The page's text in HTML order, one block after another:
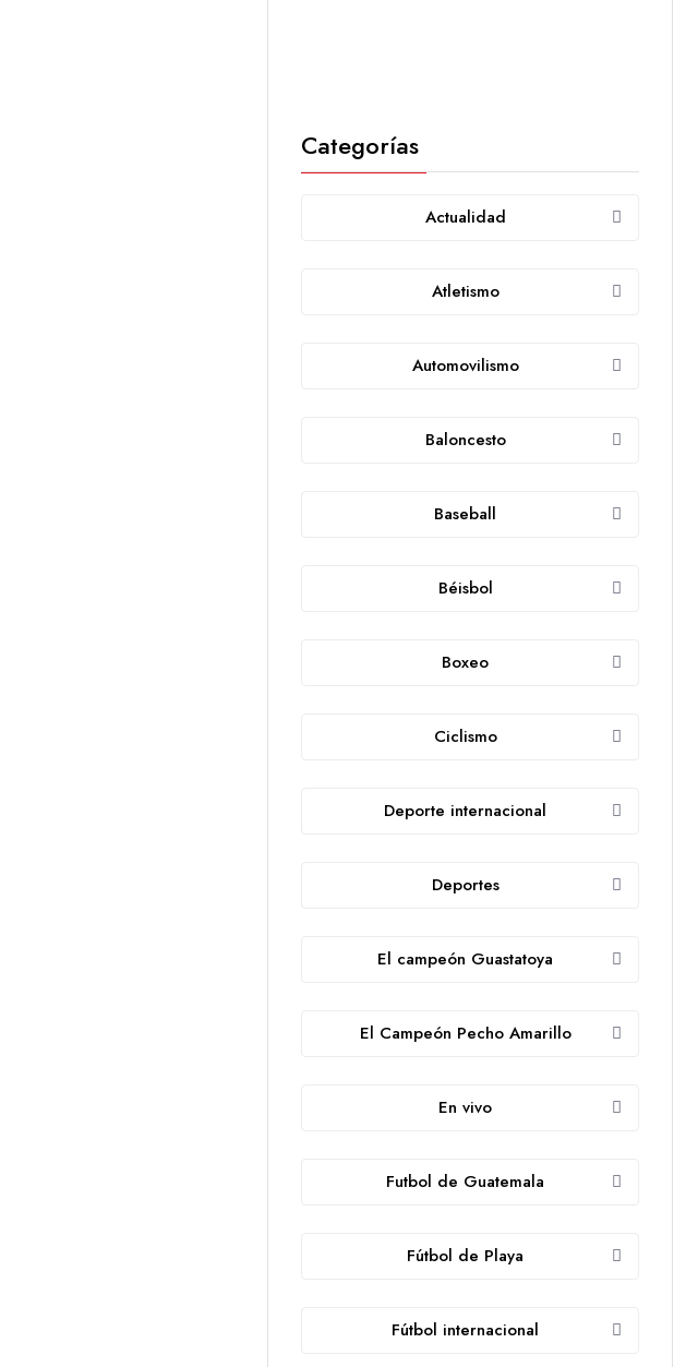
Categorías
Actualidad
Atletismo
Automovilismo
Baloncesto
Baseball
Béisbol
Boxeo
Ciclismo
Deporte internacional
Deportes
El campeón Guastatoya
El Campeón Pecho Amarillo
En vivo
Futbol de Guatemala
Fútbol de Playa
Fútbol internacional